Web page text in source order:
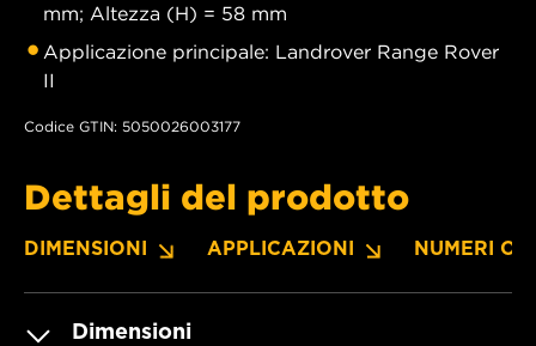
mm; Altezza (H) = 58 mm
Applicazione principale: Landrover Range Rover
II
Codice GTIN: 5050026003177
Dettagli del prodotto
DIMENSIONI APPLICAZIONI NUMERI OE
Dimensioni